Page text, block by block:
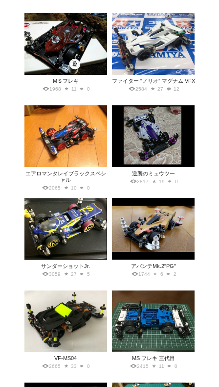
MＳフレキ
1968 11 0
ファイター “ノリオ” マグナム VFX
2584 27 12
エアロマンタレイブラックスペシ
ャル
2065 10 0
逆襲のミュウツー
2817 19 0
サンダーショットJr.
3059 27 5
アバンテMk.2"PG"
1744 6 2
VF-MS04
2665 33 0
MS フレキ 三代目
2415 11 0